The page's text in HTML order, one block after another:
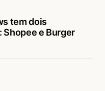
tem dois
Shopee e Burger